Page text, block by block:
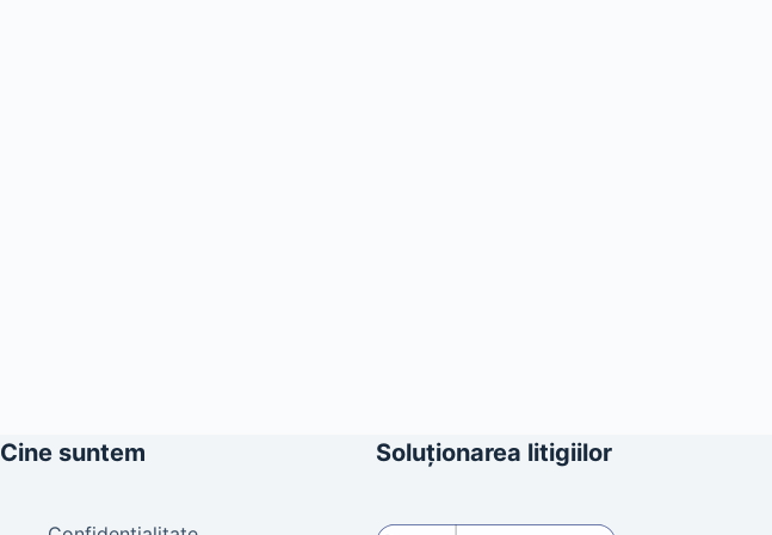
Cine suntem Soluționarea litigiilor